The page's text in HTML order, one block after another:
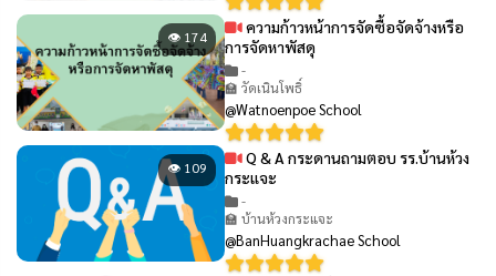
👁 174
ความก้าวหน้าการจัดซื้อจัดจ้างหรือ
การจัดหาพัสดุ
-
🏫 วัดเนินโพธิ์
@Watnoenpoe School
👁 109
Q & A กระดานถามตอบ รร.บ้านห้วง
กระแจะ
-
🏫 บ้านห้วงกระแจะ
@BanHuangkrachae School